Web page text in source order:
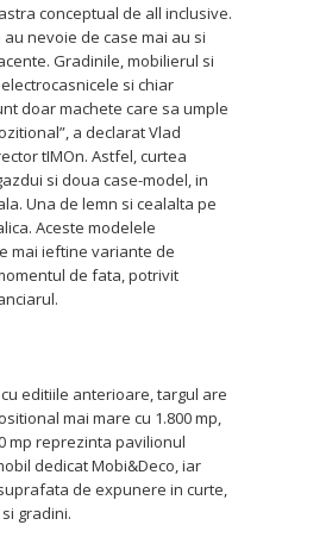
conceptual de all inclusive.
au nevoie de case mai au si
Gradinile, mobilierul si
si chiar
doar machete care sa umple
a declarat Vlad
tIMOn. Astfel, curtea
si doua case-model, in
Una de lemn si cealalta pe
Aceste modelele
mai ieftine variante de
de fata, potrivit
editiile anterioare, targul are
mai mare cu 1.800 mp,
mp reprezinta pavilionul
dedicat Mobi&Deco, iar
de expunere in curte,
gradini.